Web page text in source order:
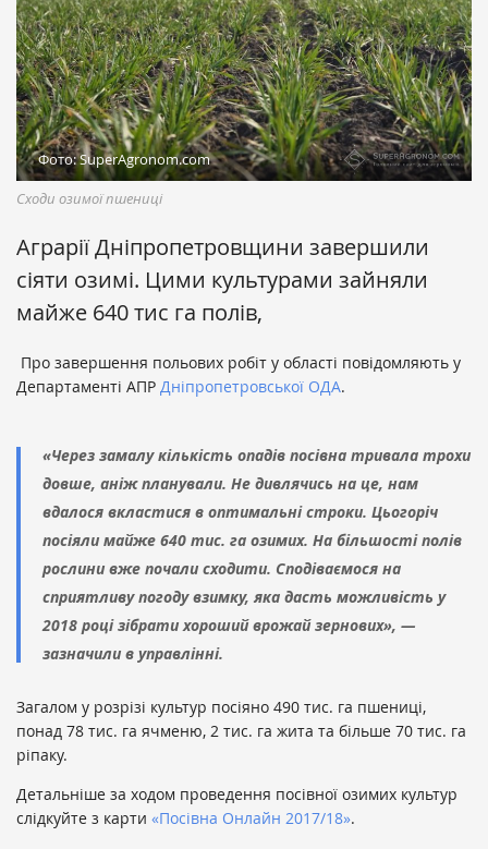
Фото: SuperAgronom.com
Сходи озимої пшениці
Аграрії Дніпропетровщини завершили
сіяти озимі. Цими культурами зайняли
майже 640 тис га полів,
Про завершення польових робіт у області повідомляють у
Департаменті АПР Дніпропетровської ОДА.
«Через замалу кількість опадів посівна тривала трохи
довше, аніж планували. Не дивлячись на це, нам
вдалося вкластися в оптимальні строки. Цьогоріч
посіяли майже 640 тис. га озимих. На більшості полів
рослини вже почали сходити. Сподіваємося на
сприятливу погоду взимку, яка дасть можливість у
2018 році зібрати хороший врожай зернових», —
зазначили в управлінні.
Загалом у розрізі культур посіяно 490 тис. га пшениці,
понад 78 тис. га ячменю, 2 тис. га жита та більше 70 тис. га
ріпаку.
Детальніше за ходом проведення посівної озимих культур
слідкуйте з карти «Посівна Онлайн 2017/18».